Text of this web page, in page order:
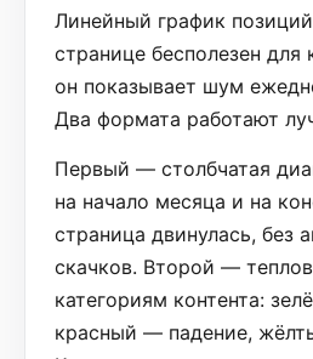
Линейный график
странице бесполезен
он показывает шум
Два формата работают
Первый — столбчатая
на начало месяца и на
страница двинулась, без
скачков. Второй —
категориям контента:
красный — падение,